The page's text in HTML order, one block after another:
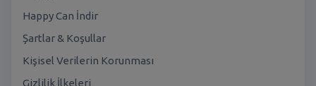
Happy Can İndir
Şartlar & Koşullar
Kişisel Verilerin Korunması
Gizlilik İlkeleri